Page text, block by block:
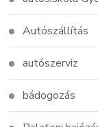
Autószállítás
autószerviz
bádogozás